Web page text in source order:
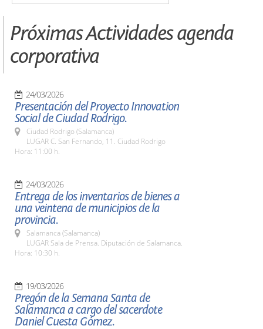
Próximas Actividades agenda
corporativa
24/03/2026
Presentación del Proyecto Innovation
Social de Ciudad Rodrigo.
Ciudad Rodrigo (Salamanca)
LUGAR C. San Fernando, 11. Ciudad Rodrigo
Hora: 11:00 h.
24/03/2026
Entrega de los inventarios de bienes a
una veintena de municipios de la
provincia.
Salamanca (Salamanca)
LUGAR Sala de Prensa. Diputación de Salamanca.
Hora: 10:30 h.
19/03/2026
Pregón de la Semana Santa de
Salamanca a cargo del sacerdote
Daniel Cuesta Gómez.